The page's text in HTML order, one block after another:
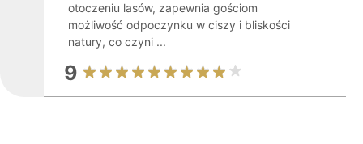
otoczeniu lasów, zapewnia gościom
możliwość odpoczynku w ciszy i bliskości
natury, co czyni ...
9